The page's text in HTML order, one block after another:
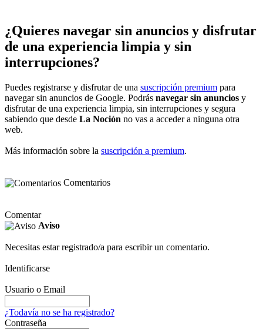
¿Quieres navegar sin anuncios y disfrutar
de una experiencia limpia y sin
interrupciones?
Puedes registrarse y disfrutar de una suscripción premium para
navegar sin anuncios de Google. Podrás navegar sin anuncios y
disfrutar de una experiencia limpia, sin interrupciones y segura
sabiendo que desde La Noción no vas a acceder a ninguna otra
web.
Más información sobre la suscripción a premium.
Comentarios
Comentar
Aviso
Necesitas estar registrado/a para escribir un comentario.
Identificarse
Usuario o Email
¿Todavía no se ha registrado?
Contraseña